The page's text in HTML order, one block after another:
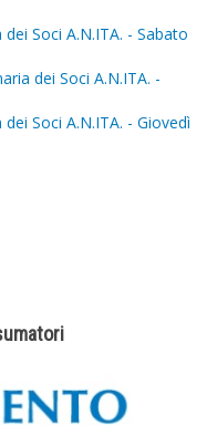
Soci A.N.ITA. - Sabato
dei Soci A.N.ITA. -
Soci A.N.ITA. - Giovedì